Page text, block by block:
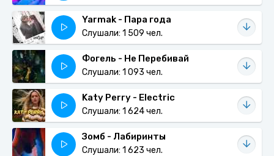
Yarmak - Пара года
Слушали: 1 509 чел.
Фогель - Не Перебивай
Слушали: 1 093 чел.
Katy Perry - Electric
Слушали: 1 624 чел.
Зомб - Лабиринты
Слушали: 1 623 чел.